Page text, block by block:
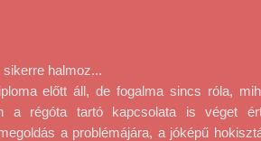
halmoz...
előtt áll, de fogalma sincs róla,
a régóta tartó kapcsolata is véget
a problémájára, a jóképű